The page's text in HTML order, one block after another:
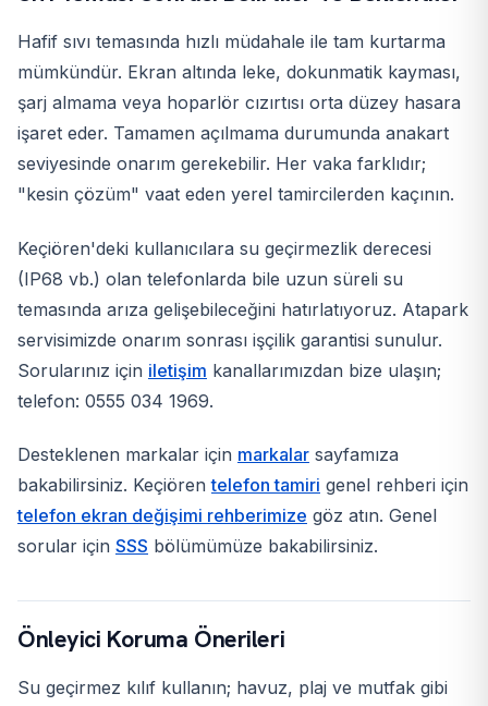
Hafif sıvı temasında hızlı müdahale ile tam kurtarma
mümkündür. Ekran altında leke, dokunmatik kayması,
şarj almama veya hoparlör cızırtısı orta düzey hasara
işaret eder. Tamamen açılmama durumunda anakart
seviyesinde onarım gerekebilir. Her vaka farklıdır;
"kesin çözüm" vaat eden yerel tamircilerden kaçının.
Keçiören'deki kullanıcılara su geçirmezlik derecesi
(IP68 vb.) olan telefonlarda bile uzun süreli su
temasında arıza gelişebileceğini hatırlatıyoruz. Atapark
servisimizde onarım sonrası işçilik garantisi sunulur.
Sorularınız için iletişim kanallarımızdan bize ulaşın;
telefon: 0555 034 1969.
Desteklenen markalar için markalar sayfamıza
bakabilirsiniz. Keçiörentelefon tamiri genel rehberi için
telefon ekran değişimi rehberimize göz atın. Genel
sorular için SSS bölümümüze bakabilirsiniz.
Önleyici Koruma Önerileri
Su geçirmez kılıf kullanın; havuz, plaj ve mutfak gibi